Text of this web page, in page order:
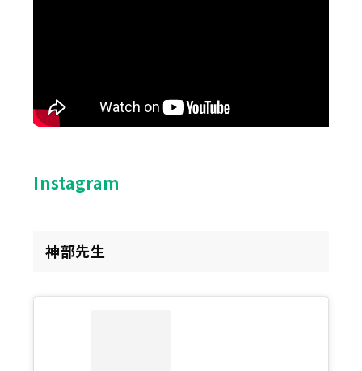
Instagram
神部先生